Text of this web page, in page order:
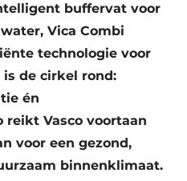
buffervat voor
Vica Combi
technologie voor
de cirkel rond:
én
Vasco voortaan
voor een gezond,
binnenklimaat.